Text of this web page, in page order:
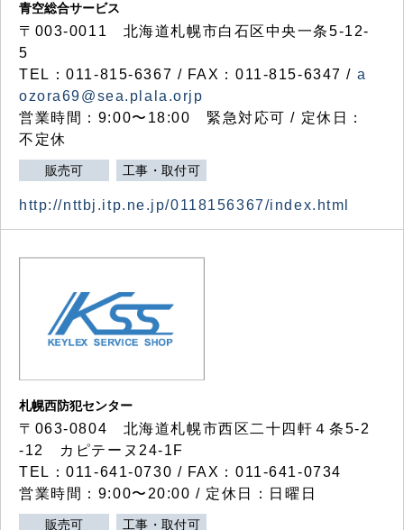
青空総合サービス
〒003-0011 北海道札幌市白石区中央一条5-12-
5
TEL：011-815-6367 / FAX：011-815-6347 / a
ozora69@sea.plala.orjp
営業時間：9:00〜18:00 緊急対応可 / 定休日：
不定休
販売可 工事・取付可
http://nttbj.itp.ne.jp/0118156367/index.html
札幌西防犯センター
〒063-0804 北海道札幌市西区二十四軒４条5-2
-12 カピテーヌ24-1F
TEL：011-641-0730 / FAX：011-641-0734
営業時間：9:00〜20:00 / 定休日：日曜日
販売可 工事・取付可